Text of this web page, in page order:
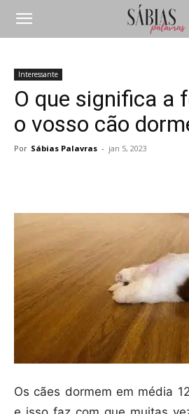
Interessante
O que significa a
o vosso cão
Por Sábias Palavras - jan 5, 2023
Os cães dormem em média